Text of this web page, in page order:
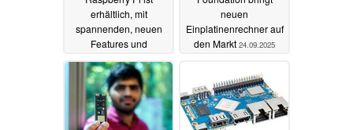
erhältlich, mit
spannenden, neuen
Features und
mechanischer Tastatur
25.09.2025
neuen
Einplatinenrechner auf
den Markt 24.09.2025